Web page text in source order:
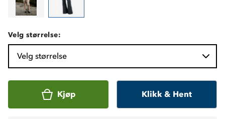
Velg størrelse:
Velg størrelse
Kjøp Klikk & Hent